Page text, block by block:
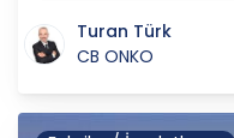
Turan Türk
CB ONKO